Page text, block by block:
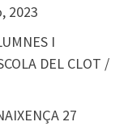
2023
I
DEL CLOT /
27